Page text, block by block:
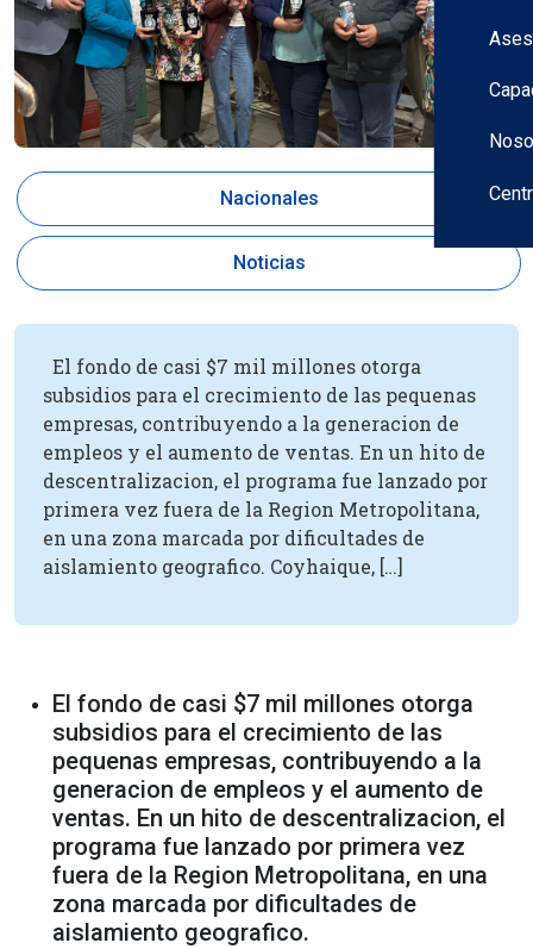
Nacionales
Noticias
El fondo de casi $7 mil millones otorga
subsidios para el crecimiento de las pequenas
empresas, contribuyendo a la generacion de
empleos y el aumento de ventas. En un hito de
descentralizacion, el programa fue lanzado por
primera vez fuera de la Region Metropolitana,
en una zona marcada por dificultades de
aislamiento geografico. Coyhaique, […]
El fondo de casi $7 mil millones otorga
subsidios para el crecimiento de las
pequenas empresas, contribuyendo a la
generacion de empleos y el aumento de
ventas. En un hito de descentralizacion, el
programa fue lanzado por primera vez
fuera de la Region Metropolitana, en una
zona marcada por dificultades de
aislamiento geografico.